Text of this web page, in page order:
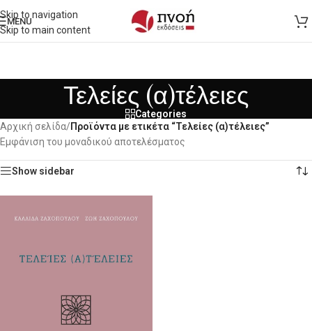
Skip to navigation
Skip to main content
MENU
Τελείες (α)τέλειες
Categories
Αρχική σελίδα/Προϊόντα με ετικέτα “Τελείες (α)τέλειες”
Εμφάνιση του μοναδικού αποτελέσματος
Show sidebar